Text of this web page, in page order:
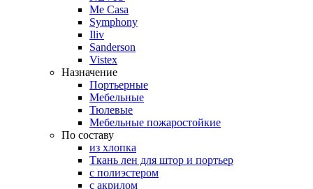
Me Casa
Symphony
Iliv
Sanderson
Vistex
Назначение
Портьерные
Мебельные
Тюлевые
Мебельные пожаростойкие
По составу
из хлопка
Ткань лен для штор и портьер
с полиэстером
с акрилом